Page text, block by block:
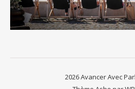
2026 Avancer Avec